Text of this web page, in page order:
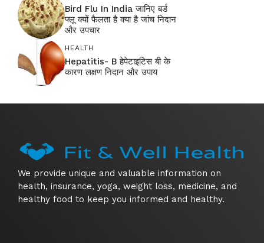
Bird Flu In India जानिए बर्ड
फ्लू क्यों फैलता है क्या है जांच निदान
और उपचार
HEALTH
Hepatitis- B हेपेटाइटिस बी के
कारण लक्षण निदान और उपाय
We provide unique and valuable information on
health, insurance, yoga, weight loss, medicine, and
healthy food to keep you informed and healthy.